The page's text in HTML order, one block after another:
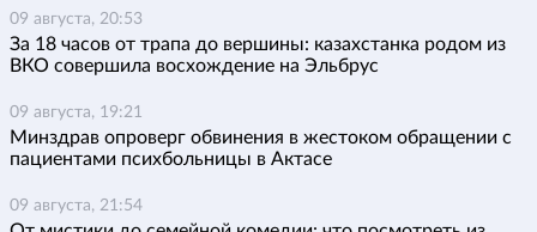
09 августа, 20:53
За 18 часов от трапа до вершины: казахстанка родом из
ВКО совершила восхождение на Эльбрус
09 августа, 19:21
Минздрав опроверг обвинения в жестоком обращении с
пациентами психбольницы в Актасе
09 августа, 21:54